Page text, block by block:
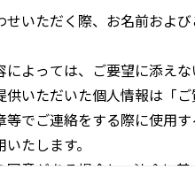
せいただく際、お名前およ
よっては、ご要望に添えな
供いただいた個人情報は「
等でご連絡をする際に使用
たします。
同意がある場合と、法令に基